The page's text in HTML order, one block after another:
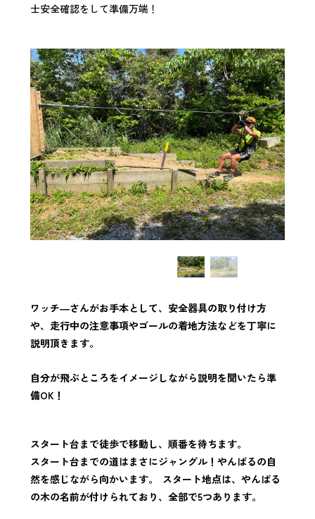
士安全確認をして準備万端！
ワッチ―さんがお手本として、安全器具の取り付け方
や、走行中の注意事項やゴールの着地方法などを丁寧に
説明頂きます。
自分が飛ぶところをイメージしながら説明を聞いたら準
備OK！
スタート台まで徒歩で移動し、順番を待ちます。
スタート台までの道はまさにジャングル！やんばるの自
然を感じながら向かいます。
スタート地点は、やんばる
の木の名前が付けられており、全部で5つあります。